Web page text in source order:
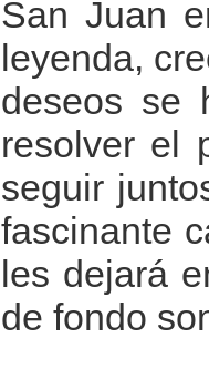
San Juan
leyenda,
deseos se
resolver el
seguir
fascinante
les dejará
de fondo